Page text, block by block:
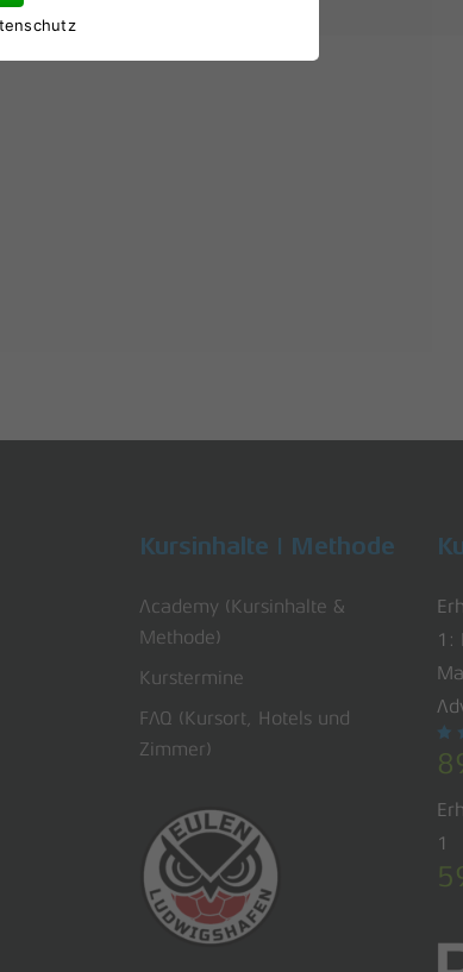
Zwischensumme:
Kursinhalte | Methode
Academy (Kursinhalte &
Methode)
Kurstermine
FAQ (Kursort, Hotels und
Zimmer)
1:
1